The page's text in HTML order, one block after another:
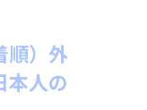
）外
本人の